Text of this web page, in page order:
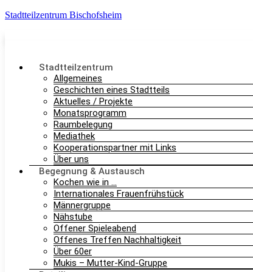
Stadtteilzentrum Bischofsheim
Stadtteilzentrum
Allgemeines
Geschichten eines Stadtteils
Aktuelles / Projekte
Monatsprogramm
Raumbelegung
Mediathek
Kooperationspartner mit Links
Über uns
Begegnung & Austausch
Kochen wie in …
Internationales Frauenfrühstück
Männergruppe
Nähstube
Offener Spieleabend
Offenes Treffen Nachhaltigkeit
Über 60er
Mukis – Mutter-Kind-Gruppe